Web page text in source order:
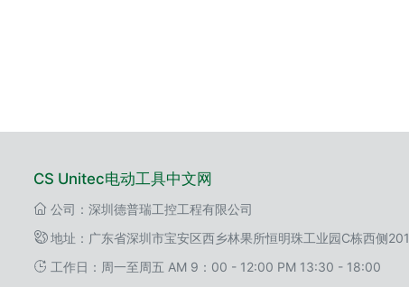
CS Unitec电动工具中文网
公司：深圳德普瑞工控工程有限公司
地址：广东省深圳市宝安区西乡林果所恒明珠工业园C栋西侧201
工作日：周一至周五 AM 9：00 - 12:00 PM 13:30 - 18:00